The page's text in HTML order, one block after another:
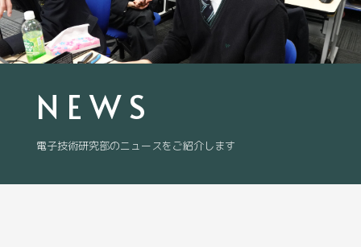
NEWS
電子技術研究部のニュースをご紹介します